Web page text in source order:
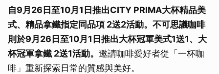
自9月26日至10月1日推出CITY PRIMA大杯精品美
式、精品拿鐵指定同品項 2送2活動。不可思議咖啡
則於9月26日至10月1日推出大杯冠軍美式1送1、大
杯冠軍拿鐵 2送1活動。 邀請咖啡愛好者從「一杯咖
啡」重新探索日常的質感與美好。